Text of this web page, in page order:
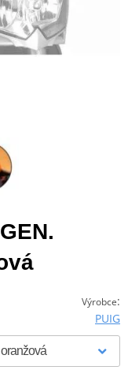
Výrobce:
PUIG